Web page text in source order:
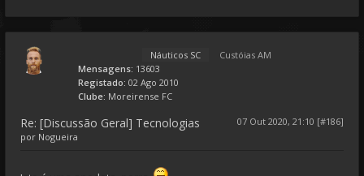
Náuticos SC
Custóias AM
Mensagens: 13603
Registado: 02 Ago 2010
Clube: Moreirense FC
Re: [Discussão Geral] Tecnologias
07 Out 2020, 21:10 [#186]
por Nogueira